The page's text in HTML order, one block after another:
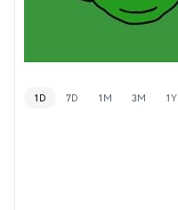
1D 7D 1M 3M 1Y